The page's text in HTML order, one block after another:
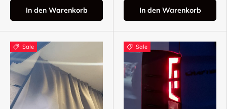
In den Warenkorb In den Warenkorb
Sale Sale